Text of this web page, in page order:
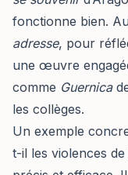
fonctionne bien.
adresse, pour
une œuvre
comme Guernica
les collèges.
Un exemple
t-il les violences